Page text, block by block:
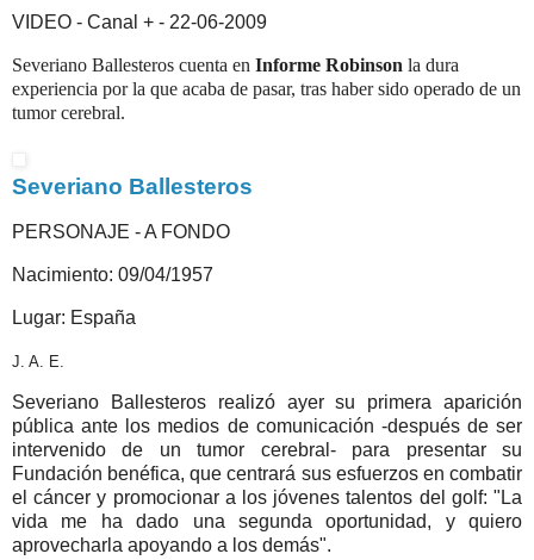
VIDEO - Canal + - 22-06-2009
Severiano Ballesteros cuenta en Informe Robinson la dura
experiencia por la que acaba de pasar, tras haber sido operado de un
tumor cerebral.
Severiano Ballesteros
PERSONAJE - A FONDO
Nacimiento: 09/04/1957
Lugar: España
J. A. E.
Severiano Ballesteros realizó ayer su primera aparición
pública ante los medios de comunicación -después de ser
intervenido de un tumor cerebral- para presentar su
Fundación benéfica, que centrará sus esfuerzos en combatir
el cáncer y promocionar a los jóvenes talentos del golf: "La
vida me ha dado una segunda oportunidad, y quiero
aprovecharla apoyando a los demás".